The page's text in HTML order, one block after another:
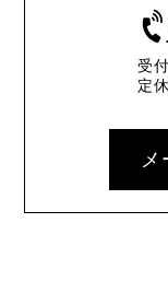
受
定
メ